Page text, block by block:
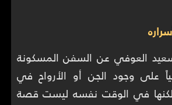
العوفي عن السفن المسكونة
على وجود الجن أو الأرواح في
لكنها في الوقت نفسه ليست قصة